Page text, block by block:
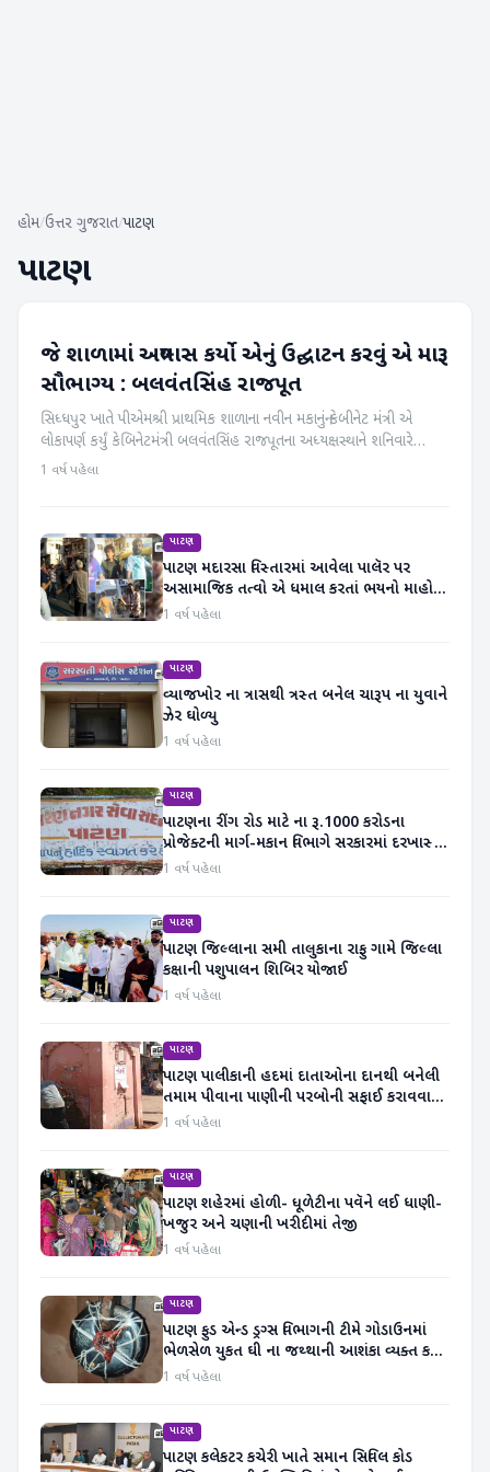
હોમ/ઉત્તર ગુજરાત/પાટણ
પાટણ
પાટણ
જે શાળામાં અભ્યાસ કર્યો એનું ઉદ્ઘાટન કરવું એ મારૂ
સૌભાગ્ય : બલવંતસિંહ રાજપૂત
સિધ્ધપુર ખાતે પીએમશ્રી પ્રાથમિક શાળાના નવીન મકાનનું કેબીનેટ મંત્રી એ
લોકાપર્ણ કર્યું કેબિનેટમંત્રી બલવંતસિંહ રાજપૂતના અધ્યક્ષસ્થાને શનિવારે
સિધ્ધપુર ખાતે પીએમશ્રી પ્રાથમિક શાળાના નવીન મકાનનો લોકાપર...
1 વર્ષ પહેલા
પાટણ
પાટણ મદારસા વિસ્તારમાં આવેલા પાલૅર પર
અસામાજિક તત્વો એ ધમાલ કરતાં ભયનો માહોલ
ફેલાયો
1 વર્ષ પહેલા
પાટણ
વ્યાજખોર ના ત્રાસથી ત્રસ્ત બનેલ ચારૂપ ના યુવાને
ઝેર ઘોળ્યુ
1 વર્ષ પહેલા
પાટણ
પાટણના રીંગ રોડ માટે ના રૂ.1000 કરોડના
પ્રોજેક્ટની માર્ગ-મકાન વિભાગે સરકારમાં દરખાસ્ત
કરી
1 વર્ષ પહેલા
પાટણ
પાટણ જિલ્લાના સમી તાલુકાના રાફુ ગામે જિલ્લા
કક્ષાની પશુપાલન શિબિર યોજાઈ
1 વર્ષ પહેલા
પાટણ
પાટણ પાલીકાની હદમાં દાતાઓના દાનથી બનેલી
તમામ પીવાના પાણીની પરબોની સફાઈ કરાવવા
રજુઆત કરાઈ
1 વર્ષ પહેલા
પાટણ
પાટણ શહેરમાં હોળી- ધૂળેટીના પવૅને લઈ ધાણી-
ખજુર અને ચણાની ખરીદીમાં તેજી
1 વર્ષ પહેલા
પાટણ
પાટણ ફુડ એન્ડ ડ્રગ્સ વિભાગની ટીમે ગોડાઉનમાં
ભેળસેળ યુકત ઘી ના જથ્થાની આશંકા વ્યક્ત કરી
સીલ માર્યું
1 વર્ષ પહેલા
પાટણ
પાટણ કલેકટર કચેરી ખાતે સમાન સિવિલ કોડ